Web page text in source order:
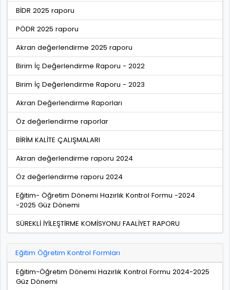
BİDR 2025 raporu
PÖDR 2025 raporu
Akran değerlendirme 2025 raporu
Birim İç Değerlendirme Raporu - 2022
Birim İç Değerlendirme Raporu - 2023
Akran Değerlendirme Raporları
Öz değerlendirme raporlar
BİRİM KALİTE ÇALIŞMALARI
Akran değerlendirme raporu 2024
Öz değerlendirme raporu 2024
Eğitim- Öğretim Dönemi Hazırlık Kontrol Formu -2024
-2025 Güz Dönemi
SÜREKLİ İYİLEŞTİRME KOMİSYONU FAALİYET RAPORU
Eğitim Öğretim Kontrol Formları
Eğitim-Öğretim Dönemi Hazırlık Kontrol Formu 2024-2025
Güz Dönemi